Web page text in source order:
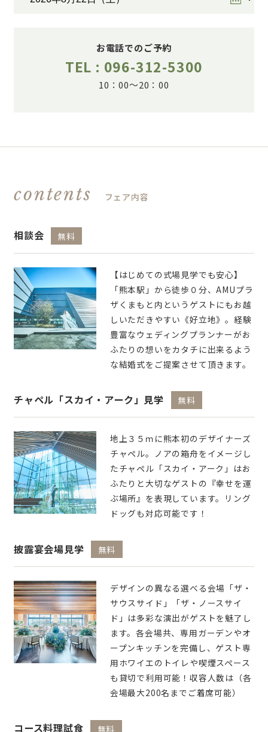
お電話でのご予約
TEL : 096-312-5300
10：00～20：00
contents フェア内容
相談会 無料
【はじめての式場見学でも安心】
「熊本駅」から徒歩０分、AMUプラ
ザくまもと内というゲストにもお越
しいただきやすい《好立地》。経験
豊富なウェディングプランナーがお
ふたりの想いをカタチに出来るよう
な結婚式をご提案させて頂きます。
チャペル「スカイ・アーク」見学 無料
地上３５ｍに熊本初のデザイナーズ
チャペル。ノアの箱舟をイメージし
たチャペル「スカイ・アーク」はお
ふたりと大切なゲストの『幸せを運
ぶ場所』を表現しています。リング
ドッグも対応可能です！
披露宴会場見学 無料
デザインの異なる選べる会場「ザ・
サウスサイド」「ザ・ノースサイ
ド」は多彩な演出がゲストを魅了し
ます。各会場共、専用ガーデンやオ
ープンキッチンを完備し、ゲスト専
用ホワイエのトイレや喫煙スペース
も貸切で利用可能！収容人数は（各
会場最大200名までご着席可能）
コース料理試食 無料